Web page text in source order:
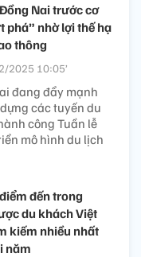
Nai trước cơ
phá” nhờ lợi thế hạ
thông
2025 10:05’
đang đẩy mạnh
các tuyến du
công Tuần lễ
mô hình du lịch
đến trong
du khách Việt
kiếm nhiều nhất
năm